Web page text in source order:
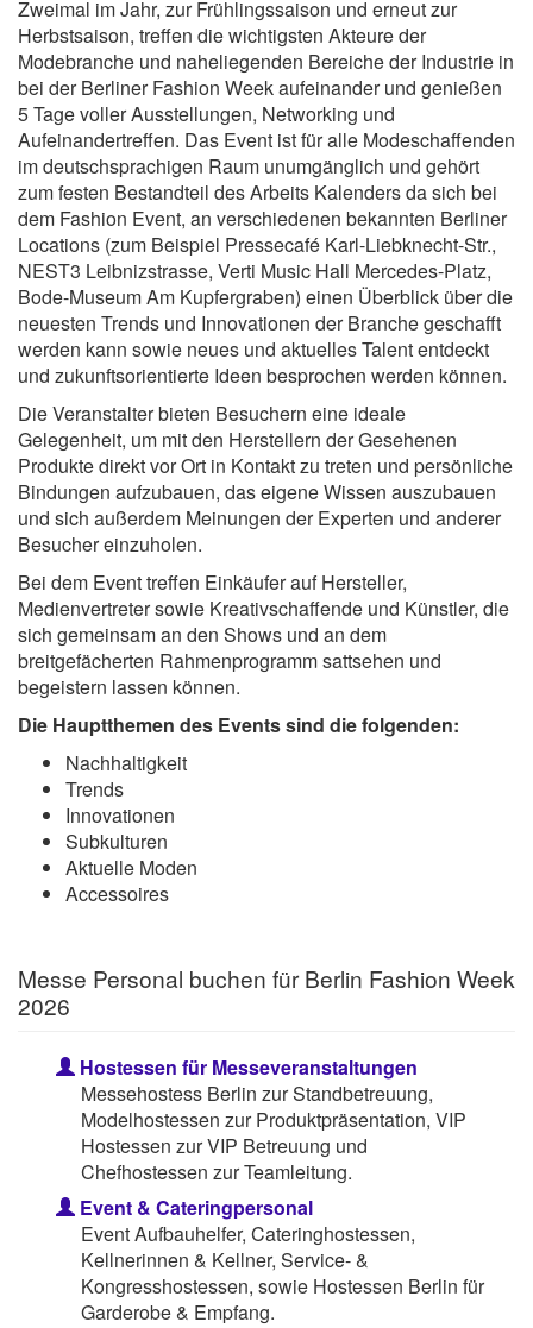
Zweimal im Jahr, zur Frühlingssaison und erneut zur
Herbstsaison, treffen die wichtigsten Akteure der
Modebranche und naheliegenden Bereiche der Industrie in
bei der Berliner Fashion Week aufeinander und genießen
5 Tage voller Ausstellungen, Networking und
Aufeinandertreffen. Das Event ist für alle Modeschaffenden
im deutschsprachigen Raum unumgänglich und gehört
zum festen Bestandteil des Arbeits Kalenders da sich bei
dem Fashion Event, an verschiedenen bekannten Berliner
Locations (zum Beispiel Pressecafé Karl-Liebknecht-Str.,
NEST3 Leibnizstrasse, Verti Music Hall Mercedes-Platz,
Bode-Museum Am Kupfergraben) einen Überblick über die
neuesten Trends und Innovationen der Branche geschafft
werden kann sowie neues und aktuelles Talent entdeckt
und zukunftsorientierte Ideen besprochen werden können.
Die Veranstalter bieten Besuchern eine ideale
Gelegenheit, um mit den Herstellern der Gesehenen
Produkte direkt vor Ort in Kontakt zu treten und persönliche
Bindungen aufzubauen, das eigene Wissen auszubauen
und sich außerdem Meinungen der Experten und anderer
Besucher einzuholen.
Bei dem Event treffen Einkäufer auf Hersteller,
Medienvertreter sowie Kreativschaffende und Künstler, die
sich gemeinsam an den Shows und an dem
breitgefächerten Rahmenprogramm sattsehen und
begeistern lassen können.
Die Hauptthemen des Events sind die folgenden:
Nachhaltigkeit
Trends
Innovationen
Subkulturen
Aktuelle Moden
Accessoires
Messe Personal buchen für Berlin Fashion Week
2026
Hostessen für Messeveranstaltungen
Messehostess Berlin zur Standbetreuung,
Modelhostessen zur Produktpräsentation, VIP
Hostessen zur VIP Betreuung und
Chefhostessen zur Teamleitung.
Event & Cateringpersonal
Event Aufbauhelfer, Cateringhostessen,
Kellnerinnen & Kellner, Service- &
Kongresshostessen, sowie Hostessen Berlin für
Garderobe & Empfang.